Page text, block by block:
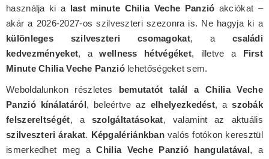
használja ki a
last minute Chilia Veche Panzió akciókat –
akár a 2026-2027-os szilveszteri szezonra is. Ne hagyja ki a
különleges szilveszteri csomagokat, a családi
kedvezményeket, awellness hétvégéket, illetve a
First
Minute Chilia Veche Panziólehetőségeket sem.
Weboldalunkon részletes
bemutatót talál a Chilia Veche
Panzió kínálatáról , beleértve az elhelyezkedést, aszobák
felszereltségét, a szolgáltatásokat, valamint az aktuális
szilveszteri árakat. Képgalériánkban valós fotókon keresztül
ismerkedhet meg aChilia Veche Panzió hangulatával , a